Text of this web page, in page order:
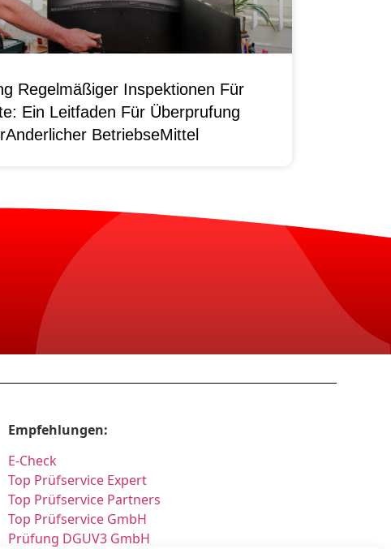
Regelmäßiger Inspektionen Für
Ein Leitfaden Für Überprufung
BetriebseMittel
Empfehlungen:
E-Check
Top Prüfservice Expert
Top Prüfservice Partners
Top Prüfservice GmbH
Prüfung DGUV3 GmbH